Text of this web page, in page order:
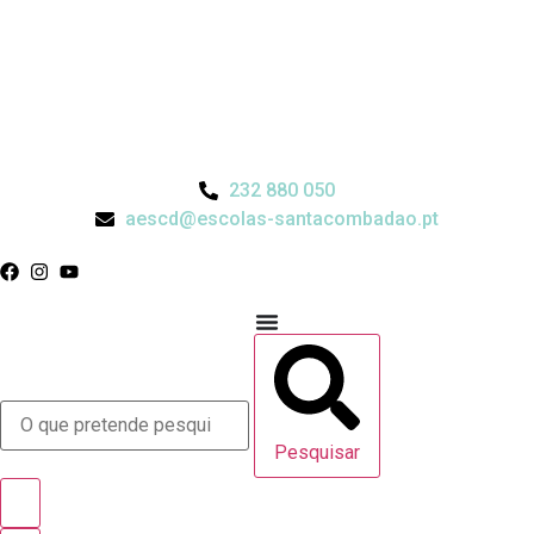
232 880 050
aescd@escolas-santacombadao.pt
Pesquisar